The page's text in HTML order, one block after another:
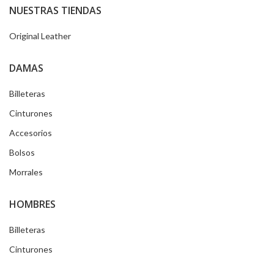
NUESTRAS TIENDAS
Original Leather
DAMAS
Billeteras
Cinturones
Accesorios
Bolsos
Morrales
HOMBRES
Billeteras
Cinturones